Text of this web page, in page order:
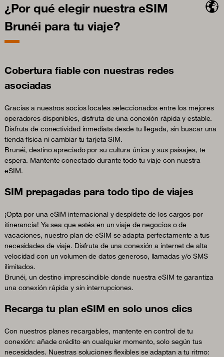
¿Por qué elegir nuestra eSIM
Brunéi para tu viaje?
Cobertura fiable con nuestras redes
asociadas
Gracias a nuestros socios locales seleccionados entre los mejores
operadores disponibles, disfruta de una conexión rápida y estable.
Disfruta de conectividad inmediata desde tu llegada, sin buscar una
tienda física ni cambiar tu tarjeta SIM.
Brunéi, destino apreciado por su cultura única y sus paisajes, te
espera. Mantente conectado durante todo tu viaje con nuestra
eSIM.
SIM prepagadas para todo tipo de viajes
¡Opta por una eSIM internacional y despídete de los cargos por
itinerancia! Ya sea que estés en un viaje de negocios o de
vacaciones, nuestro plan de eSIM se adapta perfectamente a tus
necesidades de viaje. Disfruta de una conexión a internet de alta
velocidad con un volumen de datos generoso, llamadas y/o SMS
ilimitados.
Brunéi, un destino imprescindible donde nuestra eSIM te garantiza
una conexión rápida y sin interrupciones.
Recarga tu plan eSIM en solo unos clics
Con nuestros planes recargables, mantente en control de tu
conexión: añade crédito en cualquier momento, solo según tus
necesidades. Nuestras soluciones flexibles se adaptan a tu ritmo: